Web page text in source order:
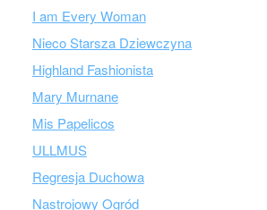
I am Every Woman
Nieco Starsza Dziewczyna
Highland Fashionista
Mary Murnane
Mis Papelicos
ULLMUS
Regresja Duchowa
Nastrojowy Ogród